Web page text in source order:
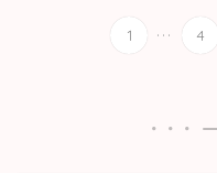
1 ... 4